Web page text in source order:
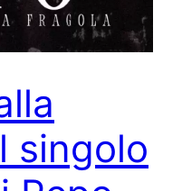
singolo